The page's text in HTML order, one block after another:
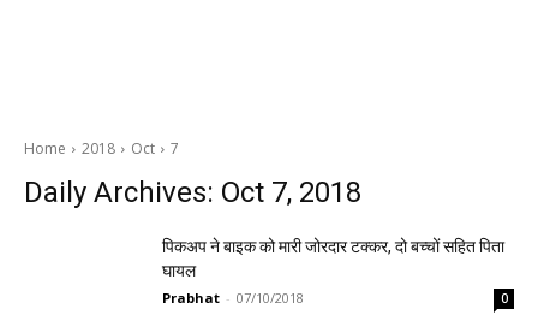
Home 2018 Oct 7
Daily Archives: Oct 7, 2018
पिकअप ने बाइक को मारी जोरदार टक्कर, दो बच्चों सहित पिता
घायल
Prabhat - 07/10/2018 0